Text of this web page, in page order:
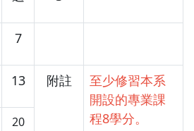
7
13 附註
至少修習本系
開設的專業課
程8學分。
20